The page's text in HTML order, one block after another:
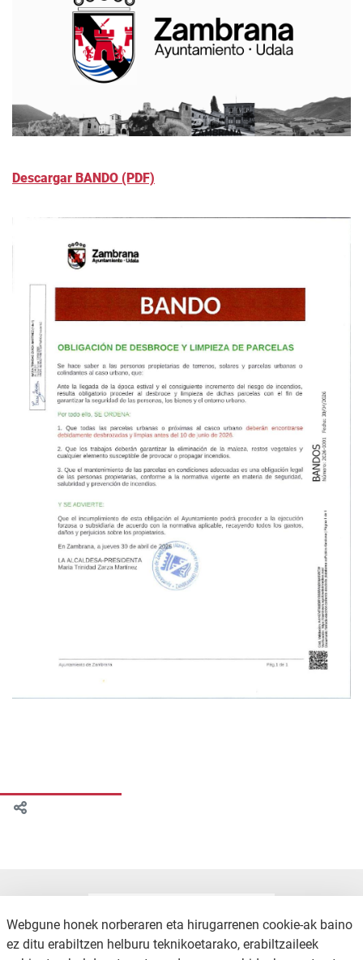
Descargar BANDO (PDF)
Webgune honek norberaren eta hirugarrenen cookie-ak baino
ez ditu erabiltzen helburu teknikoetarako, erabiltzaileek